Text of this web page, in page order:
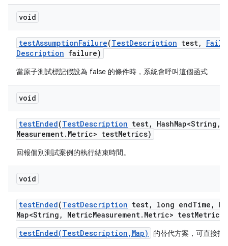
void
testAssumptionFailure(TestDescription test,
Description failure)
當原子測試標記假設為 false 的條件時，系統會呼叫這個函式
void
testEnded(TestDescription test, HashMap<String ,
Measurement. Metric> testMetrics)
回報個別測試案例的執行結束時間。
void
testEnded(TestDescription test, long endTime ,
Map<String , MetricMeasurement. Metric> testMetrics)
testEnded(TestDescription,Map)
的替代方案，可直接指